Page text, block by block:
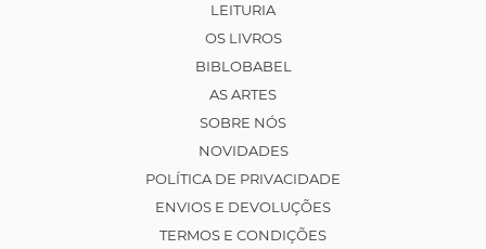
LEITURIA
OS LIVROS
BIBLOBABEL
AS ARTES
SOBRE NÓS
NOVIDADES
POLÍTICA DE PRIVACIDADE
ENVIOS E DEVOLUÇÕES
TERMOS E CONDIÇÕES